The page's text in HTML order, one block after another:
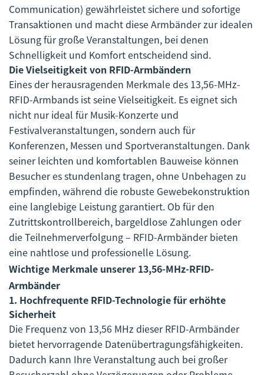
Communication) gewährleistet sichere und sofortige
Transaktionen und macht diese Armbänder zur idealen
Lösung für große Veranstaltungen, bei denen
Schnelligkeit und Komfort entscheidend sind.
Die Vielseitigkeit von RFID-Armbändern
Eines der herausragenden Merkmale des 13,56-MHz-
RFID-Armbands ist seine Vielseitigkeit. Es eignet sich
nicht nur ideal für Musik-Konzerte und
Festivalveranstaltungen, sondern auch für
Konferenzen, Messen und Sportveranstaltungen. Dank
seiner leichten und komfortablen Bauweise können
Besucher es stundenlang tragen, ohne Unbehagen zu
empfinden, während die robuste Gewebekonstruktion
eine langlebige Leistung garantiert. Ob für den
Zutrittskontrollbereich, bargeldlose Zahlungen oder
die Teilnehmerverfolgung – RFID-Armbänder bieten
eine nahtlose und professionelle Lösung.
Wichtige Merkmale unserer 13,56-MHz-RFID-
Armbänder
1. Hochfrequente RFID-Technologie für erhöhte
Sicherheit
Die Frequenz von 13,56 MHz dieser RFID-Armbänder
bietet hervorragende Datenübertragungsfähigkeiten.
Dadurch kann Ihre Veranstaltung auch bei großer